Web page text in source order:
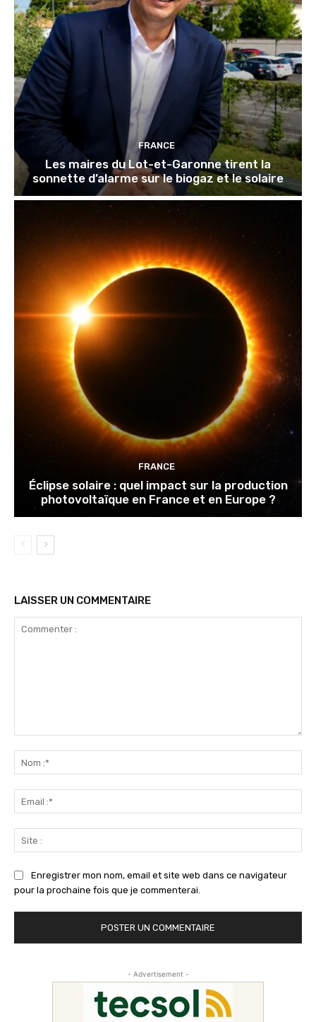
FRANCE
Les maires du Lot-et-Garonne tirent la
sonnette d’alarme sur le biogaz et le solaire
FRANCE
Éclipse solaire : quel impact sur la production
photovoltaïque en France et en Europe ?
LAISSER UN COMMENTAIRE
:*
:*
:
Enregistrer mon nom, email et site web dans ce navigateur
pour la prochaine fois que je commenterai.
- Advertisement -